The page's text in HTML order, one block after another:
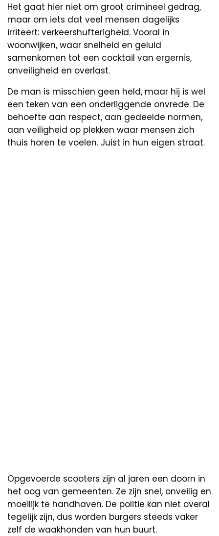
Het gaat hier niet om groot crimineel gedrag,
maar om iets dat veel mensen dagelijks
irriteert: verkeershufterigheid. Vooral in
woonwijken, waar snelheid en geluid
samenkomen tot een cocktail van ergernis,
onveiligheid en overlast.
De man is misschien geen held, maar hij is wel
een teken van een onderliggende onvrede. De
behoefte aan respect, aan gedeelde normen,
aan veiligheid op plekken waar mensen zich
thuis horen te voelen. Juist in hun eigen straat.
Opgevoerde scooters zijn al jaren een doorn in
het oog van gemeenten. Ze zijn snel, onveilig en
moeilijk te handhaven. De politie kan niet overal
tegelijk zijn, dus worden burgers steeds vaker
zelf de waakhonden van hun buurt.